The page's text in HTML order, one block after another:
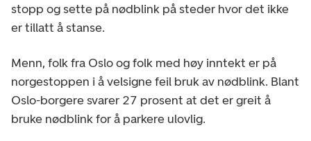
stopp og sette på nødblink på steder hvor det ikke
er tillatt å stanse.
Menn, folk fra Oslo og folk med høy inntekt er på
norgestoppen i å velsigne feil bruk av nødblink. Blant
Oslo-borgere svarer 27 prosent at det er greit å
bruke nødblink for å parkere ulovlig.